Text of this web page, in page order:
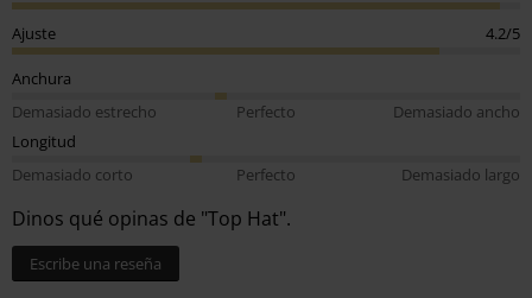
Ajuste 4.2/5
Anchura
Demasiado estrecho
Perfecto
Demasiado ancho
Longitud
Demasiado corto
Perfecto Demasiado largo
Dinos qué opinas de "Top Hat".
Escribe una reseña